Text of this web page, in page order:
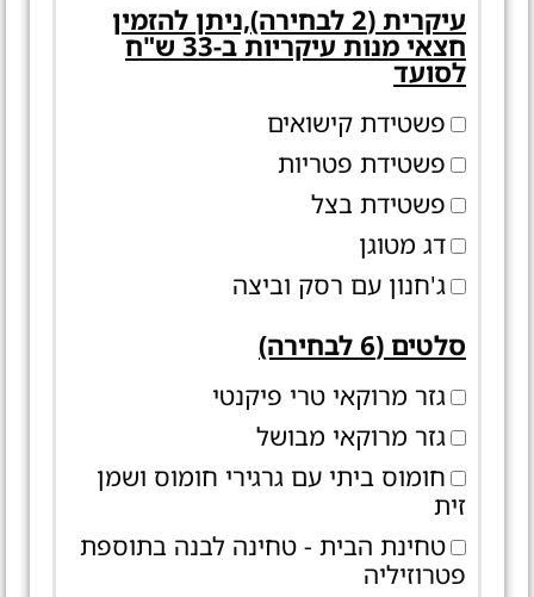
עיקרית (2 לבחירה),ניתן להזמין
חצאי מנות עיקריות ב-33 ש"ח
לסועד
פשטידת קישואים
פשטידת פטריות
פשטידת בצל
דג מטוגן
ג'חנון עם רסק וביצה
סלטים (6 לבחירה)
גזר מרוקאי טרי פיקנטי
גזר מרוקאי מבושל
חומוס ביתי עם גרגירי חומוס ושמן
זית
טחינת הבית - טחינה לבנה בתוספת
פטרוזיליה